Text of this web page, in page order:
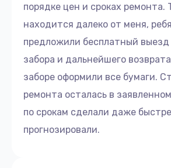
порядке цен и сроках ремонта.
находится далеко от меня,
предложили бесплатный выезд
забора и дальнейшего
заборе оформили все бумаги.
ремонта осталась в
по срокам сделали даже
прогнозировали.